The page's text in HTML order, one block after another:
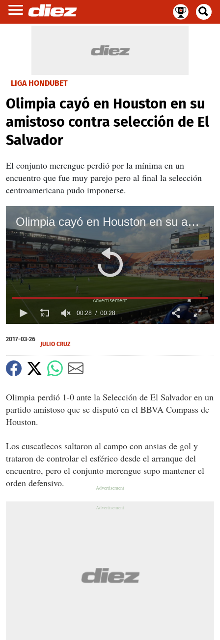
LIGA HONDUBET
Olimpia cayó en Houston en su
amistoso contra selección de El
Salvador
El conjunto merengue perdió por la mínima en un
encuentro que fue muy parejo pero al final la selección
centroamericana pudo imponerse.
Olimpia cayó en Houston en su amistoso contra selección de El Salvador
seconds
of
seconds
00:28 00:28
X
X
X
2017-03-26
JULIO CRUZ
Olimpia perdió 1-0 ante la Selección de El Salvador en un
partido amistoso que se disputó en el BBVA Compass de
Houston.
Los cuscatlecos saltaron al campo con ansias de gol y
trataron de controlar el esférico desde el arranque del
encuentro, pero el conjunto merengue supo mantener el
orden defensivo.